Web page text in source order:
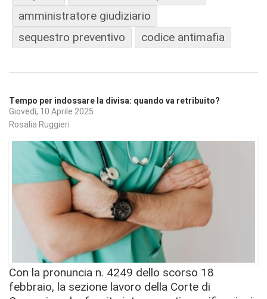
amministratore giudiziario
sequestro preventivo
codice antimafia
Tempo per indossare la divisa: quando va retribuito?
Giovedì, 10 Aprile 2025
Rosalia Ruggieri
Con la pronuncia n. 4249 dello scorso 18
febbraio, la sezione lavoro della Corte di